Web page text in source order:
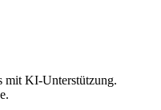
mit KI-Unterstützung.